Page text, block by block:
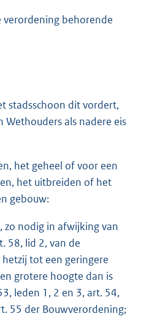
verordening behorende
stadsschoon dit vordert,
Wethouders als nadere eis
het geheel of voor een
het uitbreiden of het
gebouw:
zo nodig in afwijking van
58, lid 2, van de
tot een geringere
grotere hoogte dan is
leden 1, 2 en 3, art. 54,
55 der Bouwverordening;